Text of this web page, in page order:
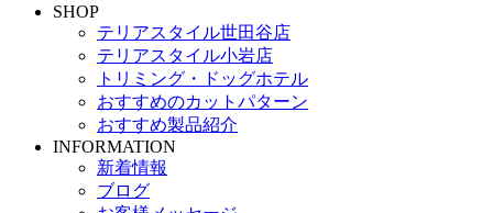
SHOP
テリアスタイル世田谷店
テリアスタイル小岩店
トリミング・ドッグホテル
おすすめのカットパターン
おすすめ製品紹介
INFORMATION
新着情報
ブログ